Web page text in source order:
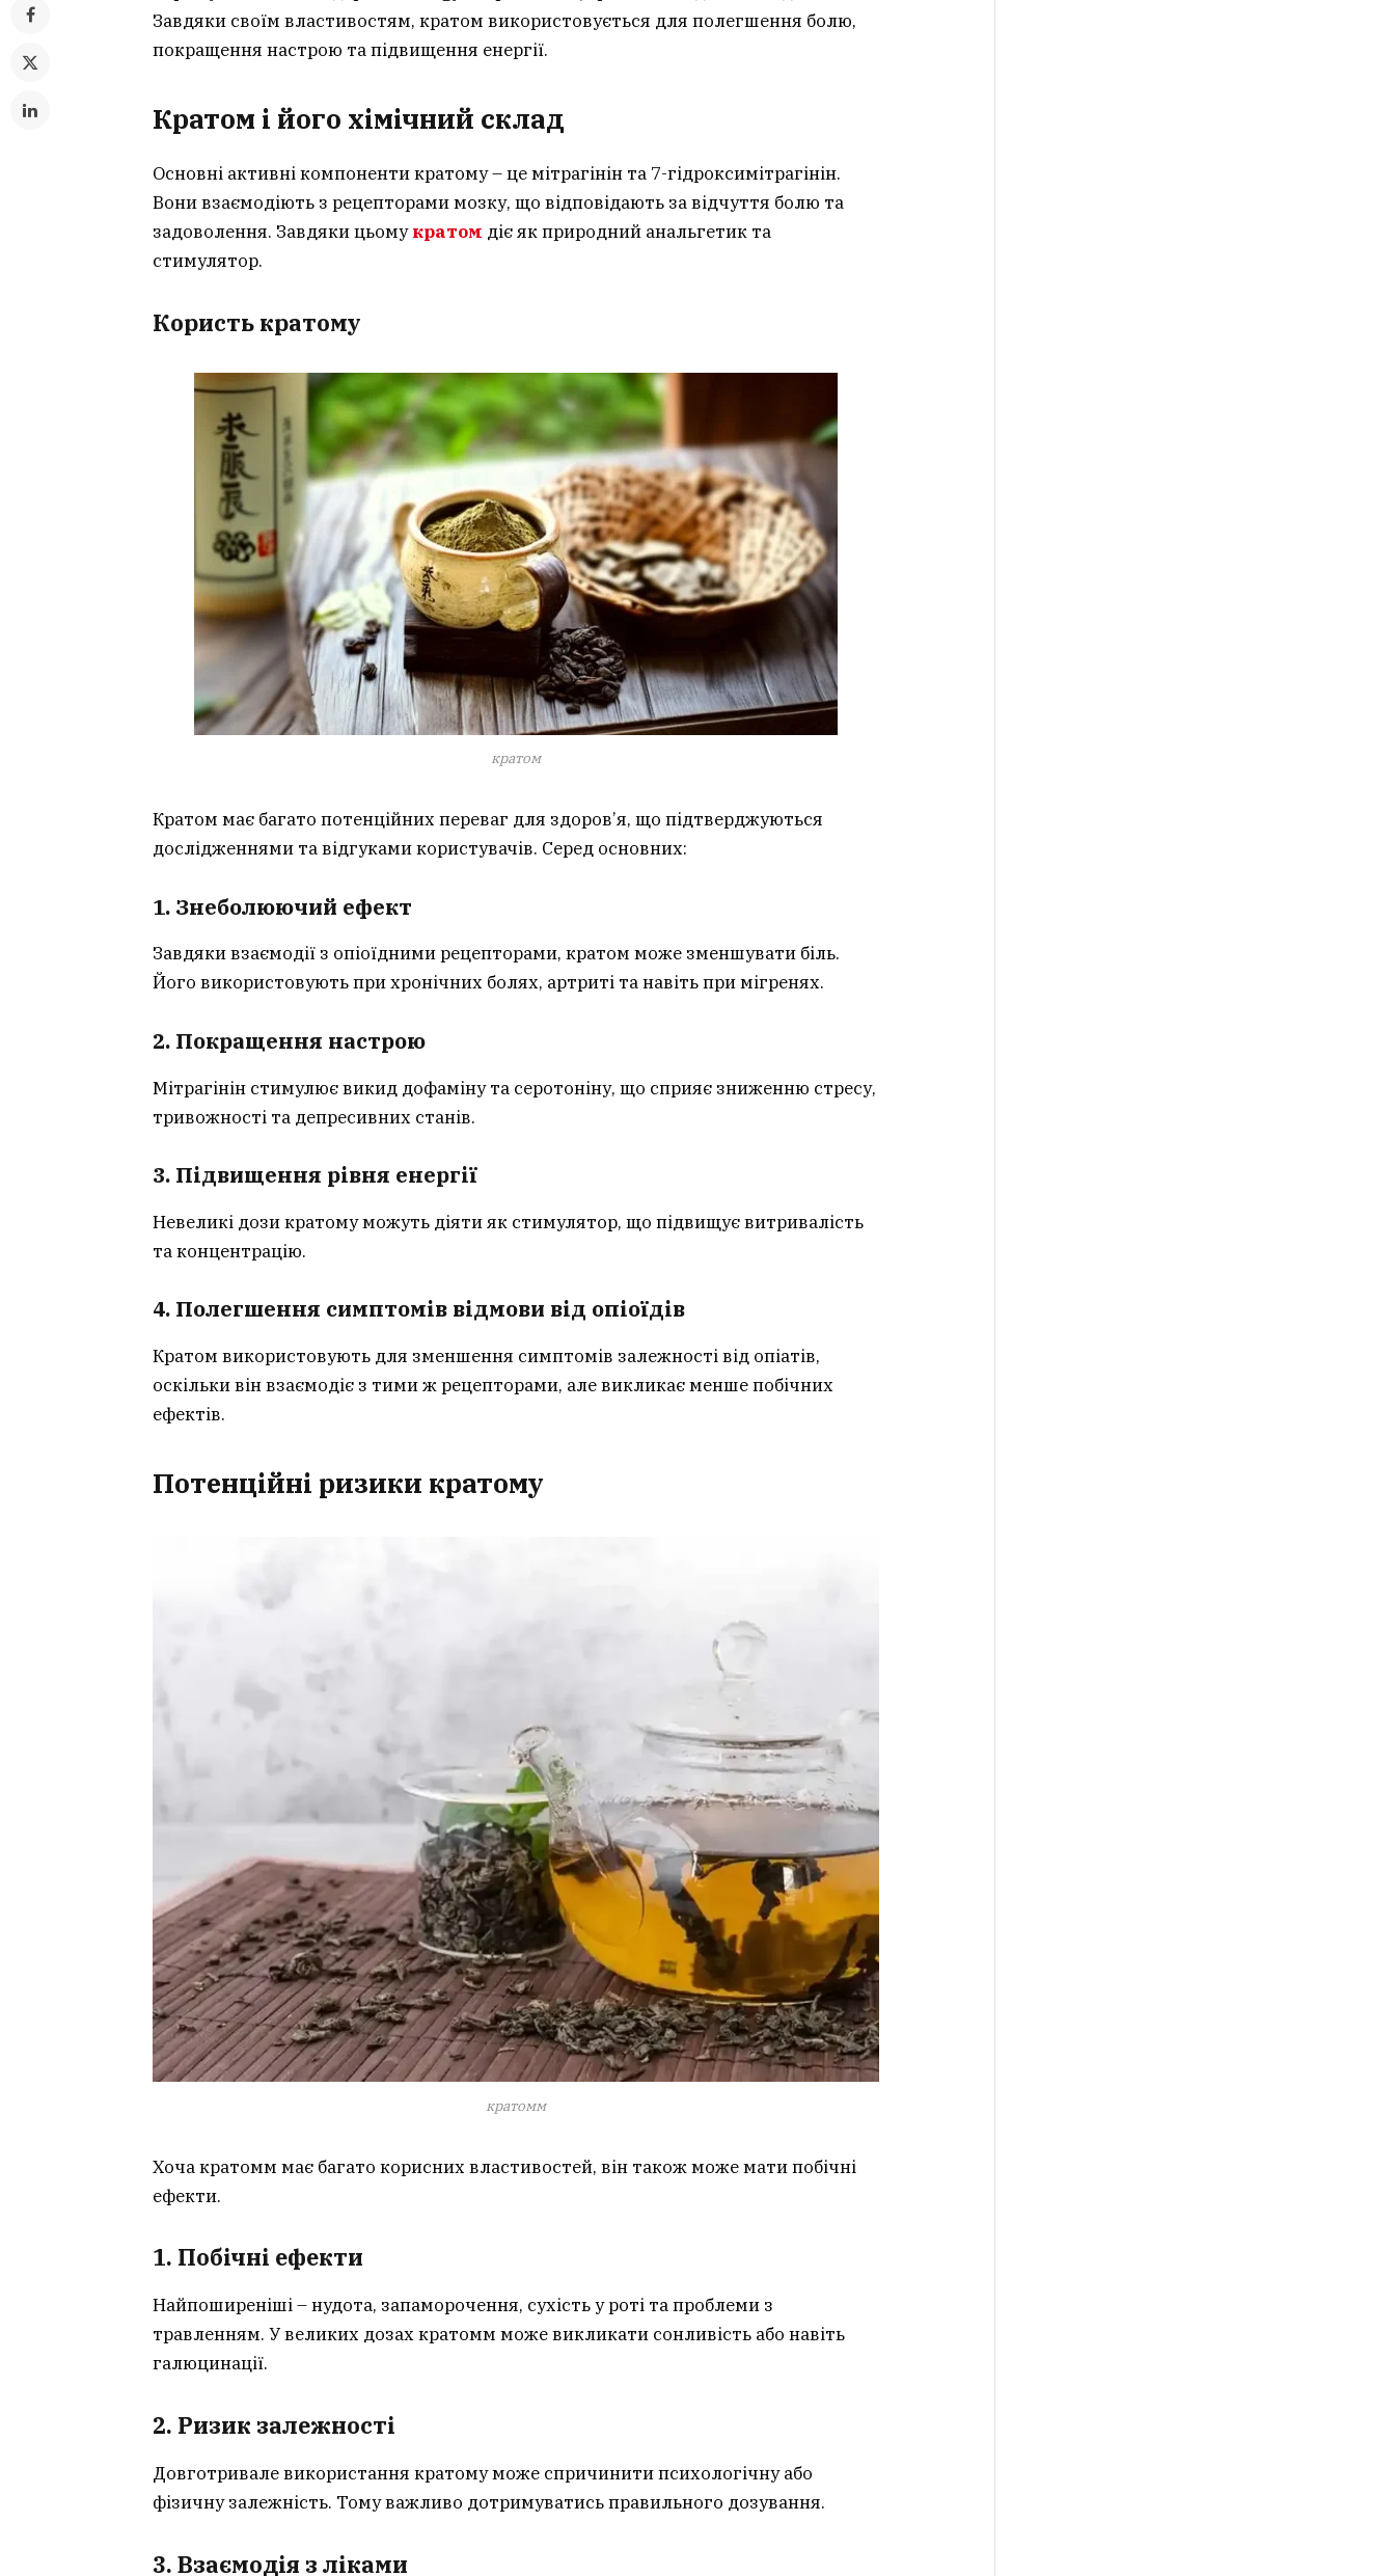
Завдяки своїм властивостям, кратом використовується для полегшення болю,
покращення настрою та підвищення енергії.
Кратом і його хімічний склад
Основні активні компоненти кратому – це мітрагінін та 7-гідроксимітрагінін.
Вони взаємодіють з рецепторами мозку, що відповідають за відчуття болю та
задоволення. Завдяки цьомукратом діє як природний анальгетик та
стимулятор.
Користь кратому
кратом
Кратом має багато потенційних переваг для здоров’я, що підтверджуються
дослідженнями та відгуками користувачів. Серед основних:
1. Знеболюючий ефект
Завдяки взаємодії з опіоїдними рецепторами, кратом може зменшувати біль.
Його використовують при хронічних болях, артриті та навіть при мігренях.
2. Покращення настрою
Мітрагінін стимулює викид дофаміну та серотоніну, що сприяє зниженню стресу,
тривожності та депресивних станів.
3. Підвищення рівня енергії
Невеликі дози кратому можуть діяти як стимулятор, що підвищує витривалість
та концентрацію.
4. Полегшення симптомів відмови від опіоїдів
Кратом використовують для зменшення симптомів залежності від опіатів,
оскільки він взаємодіє з тими ж рецепторами, але викликає менше побічних
ефектів.
Потенційні ризики кратому
кратомм
Хоча кратомм має багато корисних властивостей, він також може мати побічні
ефекти.
1. Побічні ефекти
Найпоширеніші – нудота, запаморочення, сухість у роті та проблеми з
травленням. У великих дозах кратомм може викликати сонливість або навіть
галюцинації.
2. Ризик залежності
Довготривале використання кратому може спричинити психологічну або
фізичну залежність. Тому важливо дотримуватись правильного дозування.
3. Взаємодія з ліками